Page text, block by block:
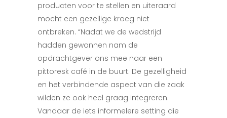
producten voor te stellen en uiteraard
mocht een gezellige kroeg niet
ontbreken. “Nadat we de wedstrijd
hadden gewonnen nam de
opdrachtgever ons mee naar een
pittoresk café in de buurt. De gezelligheid
en het verbindende aspect van die zaak
wilden ze ook heel graag integreren.
Vandaar de iets informelere setting die